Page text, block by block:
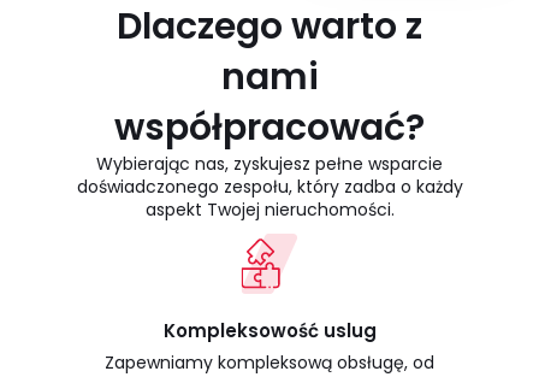
Dlaczego warto z
nami
współpracować?
Wybierając nas, zyskujesz pełne wsparcie
doświadczonego zespołu, który zadba o każdy
aspekt Twojej nieruchomości.
Kompleksowość uslug
Zapewniamy kompleksową obsługę, od